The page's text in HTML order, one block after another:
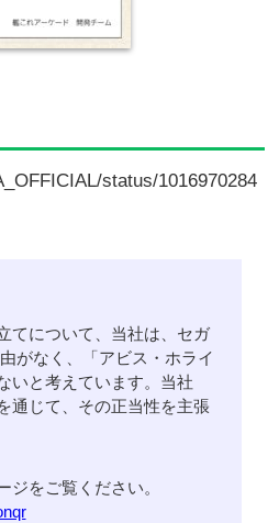
status/1016970284
てについて、当社は、セガ
がなく、「アビス・ホライ
いと考えています。当社
通じて、その正当性を主張
ジをご覧ください。